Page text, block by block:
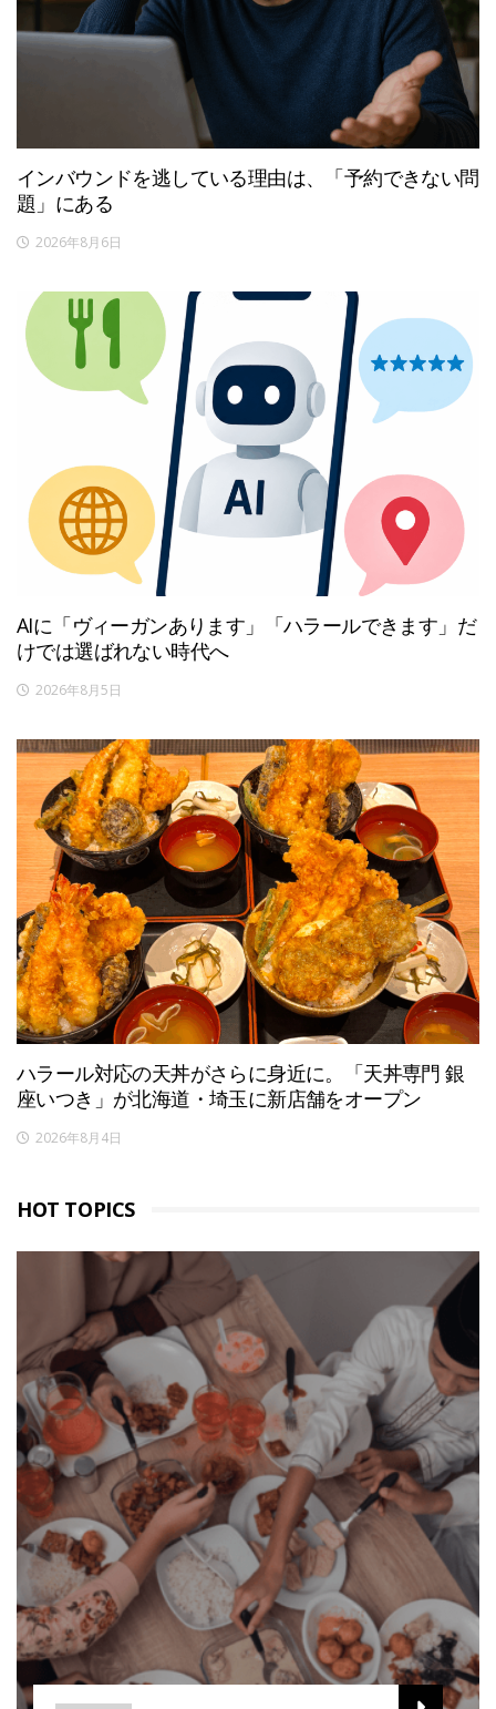
インバウンドを逃している理由は、「予約できない問
題」にある
2026年8月6日
AIに「ヴィーガンあります」「ハラールできます」だ
けでは選ばれない時代へ
2026年8月5日
ハラール対応の天丼がさらに身近に。「天丼専門 銀
座いつき」が北海道・埼玉に新店舗をオープン
2026年8月4日
HOT TOPICS